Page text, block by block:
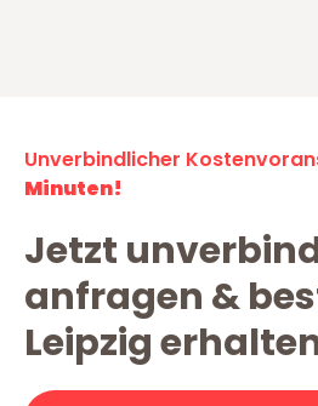
Unverbindlicher
Minuten!
Jetzt
anfragen &
Leipzig